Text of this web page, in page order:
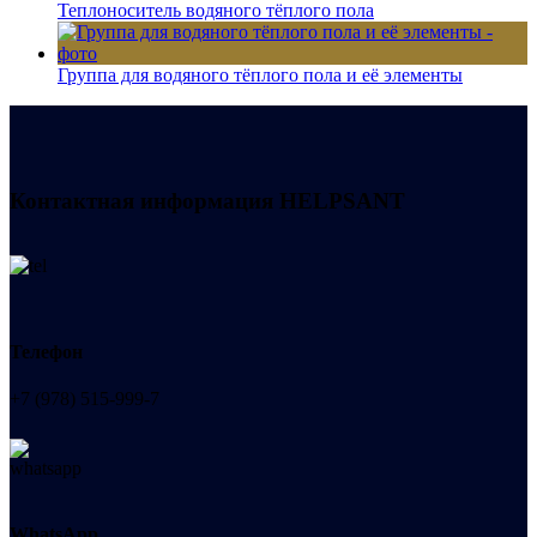
Теплоноситель водяного тёплого пола
Группа для водяного тёплого пола и её элементы
Контактная информация HELPSANT
Телефон
+7 (978) 515-999-7